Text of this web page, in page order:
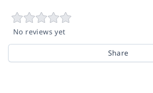
No reviews yet
Share